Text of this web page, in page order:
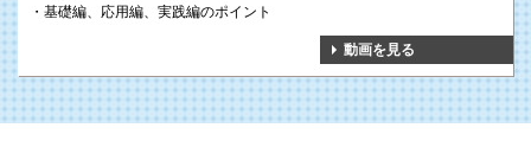
基礎編、応用編、実践編のポイント
動画を見る